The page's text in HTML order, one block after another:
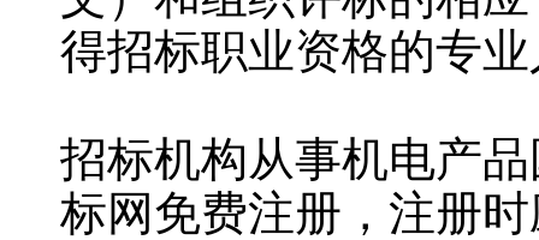
得招标职业资格的专
招标机构从事机电产
标网免费注册，注册